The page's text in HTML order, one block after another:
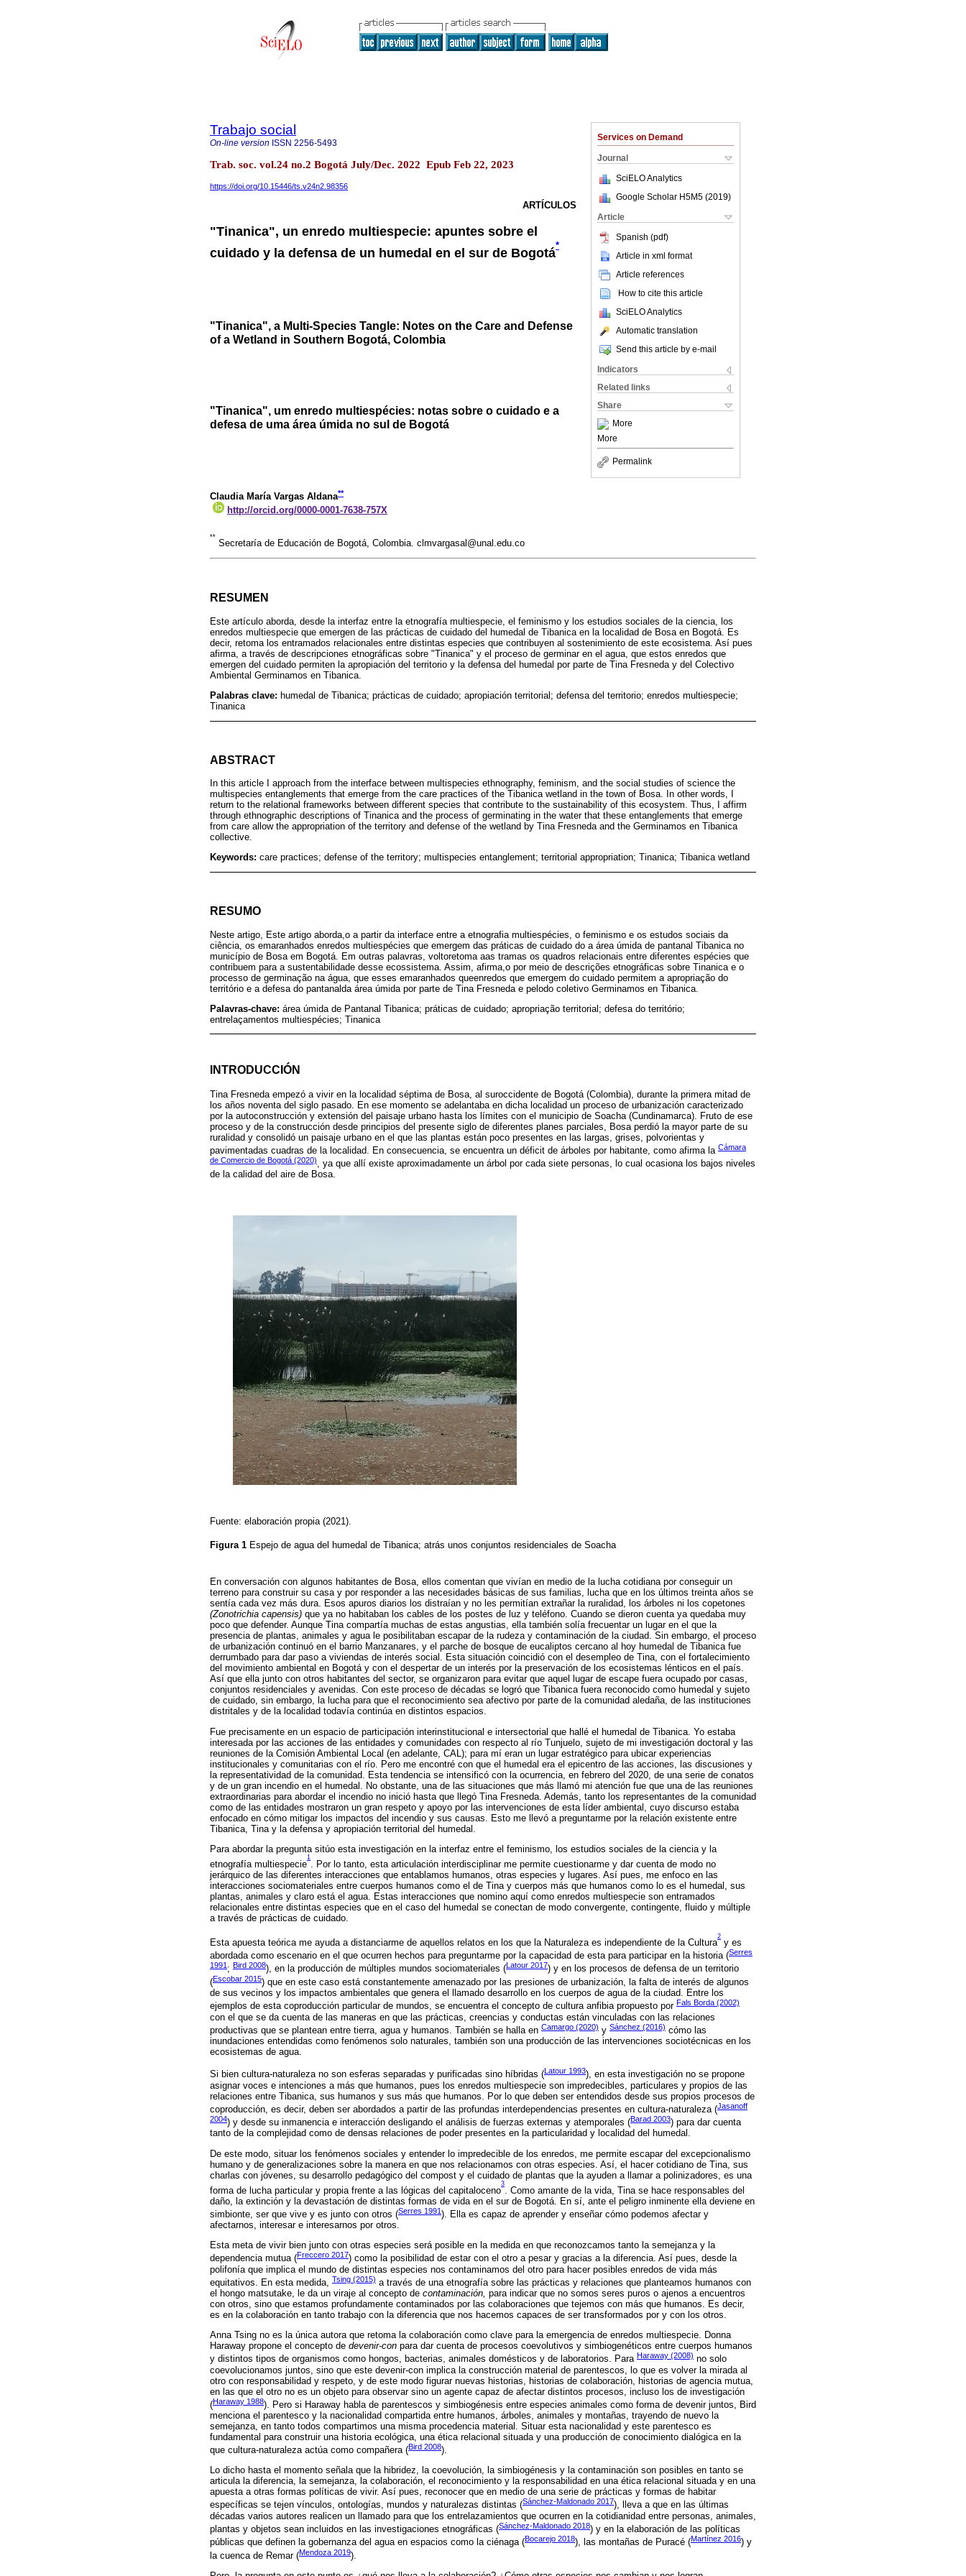
Services on Demand
Journal
SciELO Analytics
Google Scholar H5M5 (2019)
Article
Spanish (pdf)
Article in xml format
Article references
How to cite this article
SciELO Analytics
Automatic translation
Send this article by e-mail
Indicators
Related links
Share
More
More
Permalink
Trabajo social
On-line version ISSN 2256-5493
Trab. soc. vol.24 no.2 Bogotá July/Dec. 2022 Epub Feb 22, 2023
https://doi.org/10.15446/ts.v24n2.98356
ARTÍCULOS
"Tinanica", un enredo multiespecie: apuntes sobre el
cuidado y la defensa de un humedal en el sur de Bogotá
*
"Tinanica", a Multi-Species Tangle: Notes on the Care and Defense
of a Wetland in Southern Bogotá, Colombia
"Tinanica", um enredo multiespécies: notas sobre o cuidado e a
defesa de uma área úmida no sul de Bogotá
Claudia María Vargas Aldana**
http://orcid.org/0000-0001-7638-757X
**
Secretaría de Educación de Bogotá, Colombia. clmvargasal@unal.edu.co
RESUMEN
Este artículo aborda, desde la interfaz entre la etnografía multiespecie, el feminismo y los estudios sociales de la ciencia, los
enredos multiespecie que emergen de las prácticas de cuidado del humedal de Tibanica en la localidad de Bosa en Bogotá. Es
decir, retoma los entramados relacionales entre distintas especies que contribuyen al sostenimiento de este ecosistema. Así pues
afirma, a través de descripciones etnográficas sobre "Tinanica" y el proceso de germinar en el agua, que estos enredos que
emergen del cuidado permiten la apropiación del territorio y la defensa del humedal por parte de Tina Fresneda y del Colectivo
Ambiental Germinamos en Tibanica.
Palabras clave: humedal de Tibanica; prácticas de cuidado; apropiación territorial; defensa del territorio; enredos multiespecie;
Tinanica
ABSTRACT
In this article I approach from the interface between multispecies ethnography, feminism, and the social studies of science the
multispecies entanglements that emerge from the care practices of the Tibanica wetland in the town of Bosa. In other words, I
return to the relational frameworks between different species that contribute to the sustainability of this ecosystem. Thus, I affirm
through ethnographic descriptions of Tinanica and the process of germinating in the water that these entanglements that emerge
from care allow the appropriation of the territory and defense of the wetland by Tina Fresneda and the Germinamos en Tibanica
collective.
Keywords: care practices; defense of the territory; multispecies entanglement; territorial appropriation; Tinanica; Tibanica wetland
RESUMO
Neste artigo, Este artigo aborda,o a partir da interface entre a etnografia multiespécies, o feminismo e os estudos sociais da
ciência, os emaranhados enredos multiespécies que emergem das práticas de cuidado do a área úmida de pantanal Tibanica no
município de Bosa em Bogotá. Em outras palavras, voltoretoma aas tramas os quadros relacionais entre diferentes espécies que
contribuem para a sustentabilidade desse ecossistema. Assim, afirma,o por meio de descrições etnográficas sobre Tinanica e o
processo de germinação na água, que esses emaranhados queenredos que emergem do cuidado permitem a apropriação do
território e a defesa do pantanalda área úmida por parte de Tina Fresneda e pelodo coletivo Germinamos en Tibanica.
Palavras-chave: área úmida de Pantanal Tibanica; práticas de cuidado; apropriação territorial; defesa do território;
entrelaçamentos multiespécies; Tinanica
INTRODUCCIÓN
Tina Fresneda empezó a vivir en la localidad séptima de Bosa, al suroccidente de Bogotá (Colombia), durante la primera mitad de
los años noventa del siglo pasado. En ese momento se adelantaba en dicha localidad un proceso de urbanización caracterizado
por la autoconstrucción y extensión del paisaje urbano hasta los límites con el municipio de Soacha (Cundinamarca). Fruto de ese
proceso y de la construcción desde principios del presente siglo de diferentes planes parciales, Bosa perdió la mayor parte de su
ruralidad y consolidó un paisaje urbano en el que las plantas están poco presentes en las largas, grises, polvorientas y
pavimentadas cuadras de la localidad. En consecuencia, se encuentra un déficit de árboles por habitante, como afirma la Cámara
de Comercio de Bogotá (2020), ya que allí existe aproximadamente un árbol por cada siete personas, lo cual ocasiona los bajos niveles
de la calidad del aire de Bosa.
Fuente: elaboración propia (2021).
Figura 1 Espejo de agua del humedal de Tibanica; atrás unos conjuntos residenciales de Soacha
En conversación con algunos habitantes de Bosa, ellos comentan que vivían en medio de la lucha cotidiana por conseguir un
terreno para construir su casa y por responder a las necesidades básicas de sus familias, lucha que en los últimos treinta años se
sentía cada vez más dura. Esos apuros diarios los distraían y no les permitían extrañar la ruralidad, los árboles ni los copetones
(Zonotrichia capensis) que ya no habitaban los cables de los postes de luz y teléfono. Cuando se dieron cuenta ya quedaba muy
poco que defender. Aunque Tina compartía muchas de estas angustias, ella también solía frecuentar un lugar en el que la
presencia de plantas, animales y agua le posibilitaban escapar de la rudeza y contaminación de la ciudad. Sin embargo, el proceso
de urbanización continuó en el barrio Manzanares, y el parche de bosque de eucaliptos cercano al hoy humedal de Tibanica fue
derrumbado para dar paso a viviendas de interés social. Esta situación coincidió con el desempleo de Tina, con el fortalecimiento
del movimiento ambiental en Bogotá y con el despertar de un interés por la preservación de los ecosistemas lénticos en el país.
Así que ella junto con otros habitantes del sector, se organizaron para evitar que aquel lugar de escape fuera ocupado por casas,
conjuntos residenciales y avenidas. Con este proceso de décadas se logró que Tibanica fuera reconocido como humedal y sujeto
de cuidado, sin embargo, la lucha para que el reconocimiento sea afectivo por parte de la comunidad aledaña, de las instituciones
distritales y de la localidad todavía continúa en distintos espacios.
Fue precisamente en un espacio de participación interinstitucional e intersectorial que hallé el humedal de Tibanica. Yo estaba
interesada por las acciones de las entidades y comunidades con respecto al río Tunjuelo, sujeto de mi investigación doctoral y las
reuniones de la Comisión Ambiental Local (en adelante, CAL); para mí eran un lugar estratégico para ubicar experiencias
institucionales y comunitarias con el río. Pero me encontré con que el humedal era el epicentro de las acciones, las discusiones y
la representatividad de la comunidad. Esta tendencia se intensificó con la ocurrencia, en febrero del 2020, de una serie de conatos
y de un gran incendio en el humedal. No obstante, una de las situaciones que más llamó mi atención fue que una de las reuniones
extraordinarias para abordar el incendio no inició hasta que llegó Tina Fresneda. Además, tanto los representantes de la comunidad
como de las entidades mostraron un gran respeto y apoyo por las intervenciones de esta líder ambiental, cuyo discurso estaba
enfocado en cómo mitigar los impactos del incendio y sus causas. Esto me llevó a preguntarme por la relación existente entre
Tibanica, Tina y la defensa y apropiación territorial del humedal.
Para abordar la pregunta sitúo esta investigación en la interfaz entre el feminismo, los estudios sociales de la ciencia y la
etnografía multiespecie
1
. Por lo tanto, esta articulación interdisciplinar me permite cuestionarme y dar cuenta de modo no
jerárquico de las diferentes interacciones que entablamos humanos, otras especies y lugares. Así pues, me enfoco en las
interacciones sociomateriales entre cuerpos humanos como el de Tina y cuerpos más que humanos como lo es el humedal, sus
plantas, animales y claro está el agua. Estas interacciones que nomino aquí como enredos multiespecie son entramados
relacionales entre distintas especies que en el caso del humedal se conectan de modo convergente, contingente, fluido y múltiple
a través de prácticas de cuidado.
Esta apuesta teórica me ayuda a distanciarme de aquellos relatos en los que la Naturaleza es independiente de la Cultura
2
y es
abordada como escenario en el que ocurren hechos para preguntarme por la capacidad de esta para participar en la historia (Serres
1991; Bird 2008), en la producción de múltiples mundos sociomateriales (Latour 2017) y en los procesos de defensa de un territorio
(Escobar 2015) que en este caso está constantemente amenazado por las presiones de urbanización, la falta de interés de algunos
de sus vecinos y los impactos ambientales que genera el llamado desarrollo en los cuerpos de agua de la ciudad. Entre los
ejemplos de esta coproducción particular de mundos, se encuentra el concepto de cultura anfibia propuesto por Fals Borda (2002)
con el que se da cuenta de las maneras en que las prácticas, creencias y conductas están vinculadas con las relaciones
productivas que se plantean entre tierra, agua y humanos. También se halla en Camargo (2020) y Sánchez (2016) cómo las
inundaciones entendidas como fenómenos solo naturales, también son una producción de las intervenciones sociotécnicas en los
ecosistemas de agua.
Si bien cultura-naturaleza no son esferas separadas y purificadas sino híbridas (Latour 1993), en esta investigación no se propone
asignar voces e intenciones a más que humanos, pues los enredos multiespecie son impredecibles, particulares y propios de las
relaciones entre Tibanica, sus humanos y sus más que humanos. Por lo que deben ser entendidos desde sus propios procesos de
coproducción, es decir, deben ser abordados a partir de las profundas interdependencias presentes en cultura-naturaleza (Jasanoff
2004) y desde su inmanencia e interacción desligando el análisis de fuerzas externas y atemporales (Barad 2003) para dar cuenta
tanto de la complejidad como de densas relaciones de poder presentes en la particularidad y localidad del humedal.
De este modo, situar los fenómenos sociales y entender lo impredecible de los enredos, me permite escapar del excepcionalismo
humano y de generalizaciones sobre la manera en que nos relacionamos con otras especies. Así, el hacer cotidiano de Tina, sus
charlas con jóvenes, su desarrollo pedagógico del compost y el cuidado de plantas que la ayuden a llamar a polinizadores, es una
forma de lucha particular y propia frente a las lógicas del capitaloceno
3
. Como amante de la vida, Tina se hace responsables del
daño, la extinción y la devastación de distintas formas de vida en el sur de Bogotá. En sí, ante el peligro inminente ella deviene en
simbionte, ser que vive y es junto con otros (Serres 1991). Ella es capaz de aprender y enseñar cómo podemos afectar y
afectarnos, interesar e interesarnos por otros.
Esta meta de vivir bien junto con otras especies será posible en la medida en que reconozcamos tanto la semejanza y la
dependencia mutua (Freccero 2017) como la posibilidad de estar con el otro a pesar y gracias a la diferencia. Así pues, desde la
polifonía que implica el mundo de distintas especies nos contaminamos del otro para hacer posibles enredos de vida más
equitativos. En esta medida,
Tsing (2015) a través de una etnografía sobre las prácticas y relaciones que planteamos humanos con
el hongo matsutake, le da un viraje al concepto de contaminación, para indicar que no somos seres puros o ajenos a encuentros
con otros, sino que estamos profundamente contaminados por las colaboraciones que tejemos con más que humanos. Es decir,
es en la colaboración en tanto trabajo con la diferencia que nos hacemos capaces de ser transformados por y con los otros.
Anna Tsing no es la única autora que retoma la colaboración como clave para la emergencia de enredos multiespecie. Donna
Haraway propone el concepto de devenir-con para dar cuenta de procesos coevolutivos y simbiogenéticos entre cuerpos humanos
y distintos tipos de organismos como hongos, bacterias, animales domésticos y de laboratorios. Para Haraway (2008) no solo
coevolucionamos juntos, sino que este devenir-con implica la construcción material de parentescos, lo que es volver la mirada al
otro con responsabilidad y respeto, y de este modo figurar nuevas historias, historias de colaboración, historias de agencia mutua,
en las que el otro no es un objeto para observar sino un agente capaz de afectar distintos procesos, incluso los de investigación
(Haraway 1988). Pero si Haraway habla de parentescos y simbiogénesis entre especies animales como forma de devenir juntos, Bird
menciona el parentesco y la nacionalidad compartida entre humanos, árboles, animales y montañas, trayendo de nuevo la
semejanza, en tanto todos compartimos una misma procedencia material. Situar esta nacionalidad y este parentesco es
fundamental para construir una historia ecológica, una ética relacional situada y una producción de conocimiento dialógica en la
que cultura-naturaleza actúa como compañera (Bird 2008).
Lo dicho hasta el momento señala que la hibridez, la coevolución, la simbiogénesis y la contaminación son posibles en tanto se
articula la diferencia, la semejanza, la colaboración, el reconocimiento y la responsabilidad en una ética relacional situada y en una
apuesta a otras formas políticas de vivir. Así pues, reconocer que en medio de una serie de prácticas y formas de habitar
específicas se tejen vínculos, ontologías, mundos y naturalezas distintas (Sánchez-Maldonado 2017), lleva a que en las últimas
décadas varios autores realicen un llamado para que los entrelazamientos que ocurren en la cotidianidad entre personas, animales,
plantas y objetos sean incluidos en las investigaciones etnográficas (Sánchez-Maldonado 2018) y en la elaboración de las políticas
públicas que definen la gobernanza del agua en espacios como la ciénaga (Bocarejo 2018), las montañas de Puracé (Martínez 2016) y
la cuenca de Remar (Mendoza 2019).